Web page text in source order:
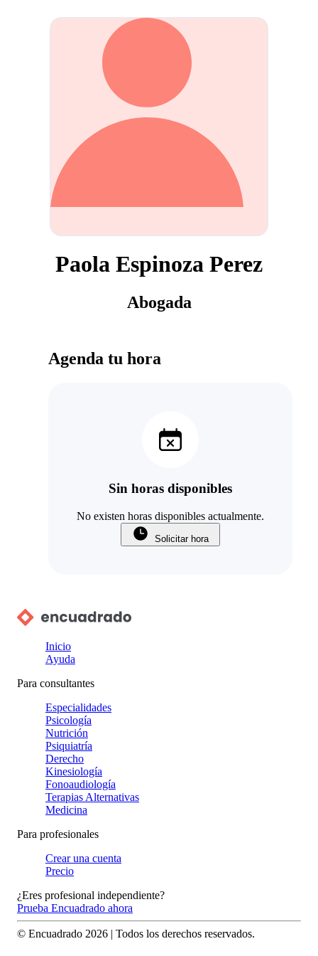
Paola Espinoza Perez
Abogada
Agenda tu hora
Sin horas disponibles
No existen horas disponibles actualmente.
Solicitar hora
Inicio
Ayuda
Para consultantes
Especialidades
Psicología
Nutrición
Psiquiatría
Derecho
Kinesiología
Fonoaudiología
Terapias Alternativas
Medicina
Para profesionales
Crear una cuenta
Precio
¿Eres profesional independiente?
Prueba Encuadrado ahora
© Encuadrado 2026 | Todos los derechos reservados.